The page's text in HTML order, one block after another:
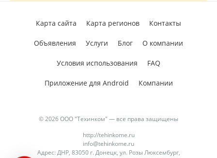
© 2026 ООО "Техинком" — все права защищены
http://tehinkome.ru
info@tehinkome.ru
Адрес: ДНР, 83050 г. Донецк, ул. Розы Люксембург,
Карта сайта Карта регионов Контакты
Объявления Услуги Блог О компании
Условия использования FAQ
Приложение для Android Компании